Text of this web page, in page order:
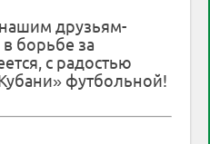
друзьям-
борьбе за
с радостью
футбольной!